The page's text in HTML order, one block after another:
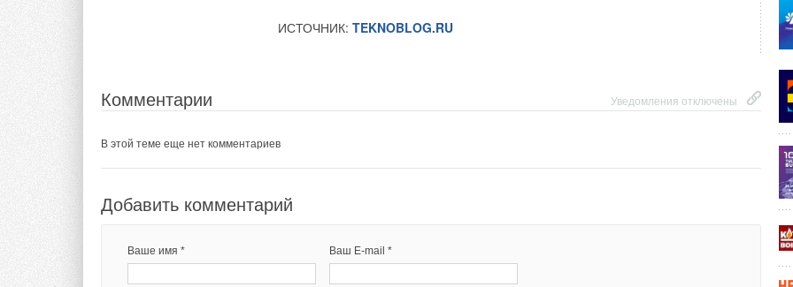
ИСТОЧНИК: TEKNOBLOG.RU
Уведомления отключены
Комментарии
В этой теме еще нет комментариев
Добавить комментарий
Ваше имя * Ваш E-mail *
устанавливаться на более дешевые электрические транспортные средства,
ИСТОЧНИК:
В этой теме еще нет комментариев
Добавить комментарий
Текст комментария